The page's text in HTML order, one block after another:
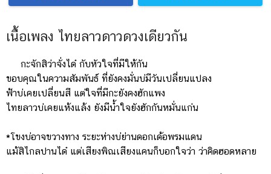
เนื้อเพลง ไทยลาวดาวดวงเดียวกัน
กะจักสิว่าจั่งได๋ กับหัวใจที่มีให้กัน
ขอบคุณในความสัมพันธ์ ที่ยังคงมั่นบ่มีวันเปลี่ยนแปลง
ฟ้าบ่เคยเปลี่ยนสี แต่ใจที่มีกะยังคงฮักแพง
ไทยลาวบ่เคยแห้งแล้ง ยังมีน้ำใจยังฮักกันหมั่นแก่น
*โขงบ่อาจขวางทาง ระยะห่างบ่ย่านดอกเด้อพรมแดน
แม้สิไกลปานได๋ แต่เสียงพิณเสียงแคนก็บอกใจว่า ว่าคิดฮอดหลาย